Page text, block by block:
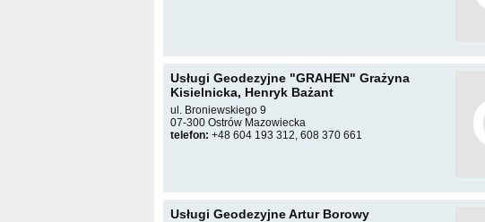
Usługi Geodezyjne "GRAHEN" Grażyna
Kisielnicka, Henryk Bażant
ul. Broniewskiego 9
07-300 Ostrów Mazowiecka
telefon: +48 604 193 312, 608 370 661
Usługi Geodezyjne Artur Borowy